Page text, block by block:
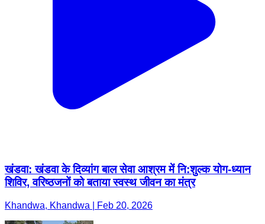
खंडवा: खंडवा के दिव्यांग बाल सेवा आश्रम में नि:शुल्क योग-ध्यान
शिविर, वरिष्ठजनों को बताया स्वस्थ जीवन का मंत्र
Khandwa, Khandwa | Feb 20, 2026